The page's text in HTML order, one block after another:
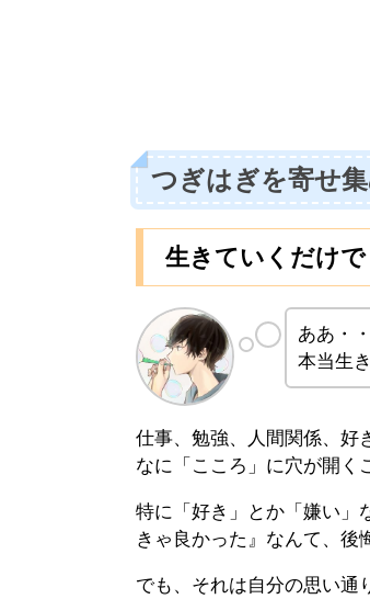
つぎはぎを寄せ
生きていくだけ
ああ・・
本当生
仕事、勉強、人間関係、好
なに「こころ」に穴が開く
特に「好き」とか「嫌い」
きゃ良かった』なんて、後
でも、それは自分の思い通